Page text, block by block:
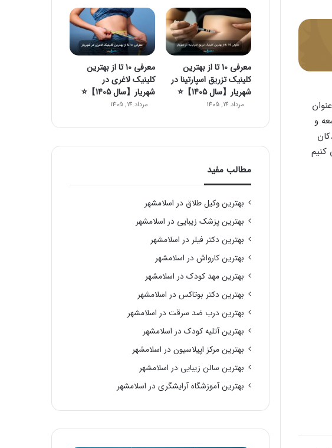
و
کنیم
معرفی 10 تا از بهترین
کلینیک تزریق اسپارتینا در
شهریار【سال 1405】⭐
مرداد 14, 1405
معرفی ۱۰ تا از بهترین
کلینیک لاغری در
شهریار【سال 1405】⭐️
مرداد 14, 1405
مطالب مفید
بهترین وکیل طلاق در اسلامشهر
بهترین پزشک زیبایی در اسلامشهر
بهترین دکتر فیلر در اسلامشهر
بهترین کارواش در اسلامشهر
بهترین مهد کودک در اسلامشهر
بهترین دکتر بوتاکس در اسلامشهر
بهترین درب ضد سرقت در اسلامشهر
بهترین آتلیه کودک در اسلامشهر
بهترین مرکز اپیلاسیون در اسلامشهر
بهترین سالن زیبایی در اسلامشهر
بهترین آموزشگاه آرایشگری در اسلامشهر